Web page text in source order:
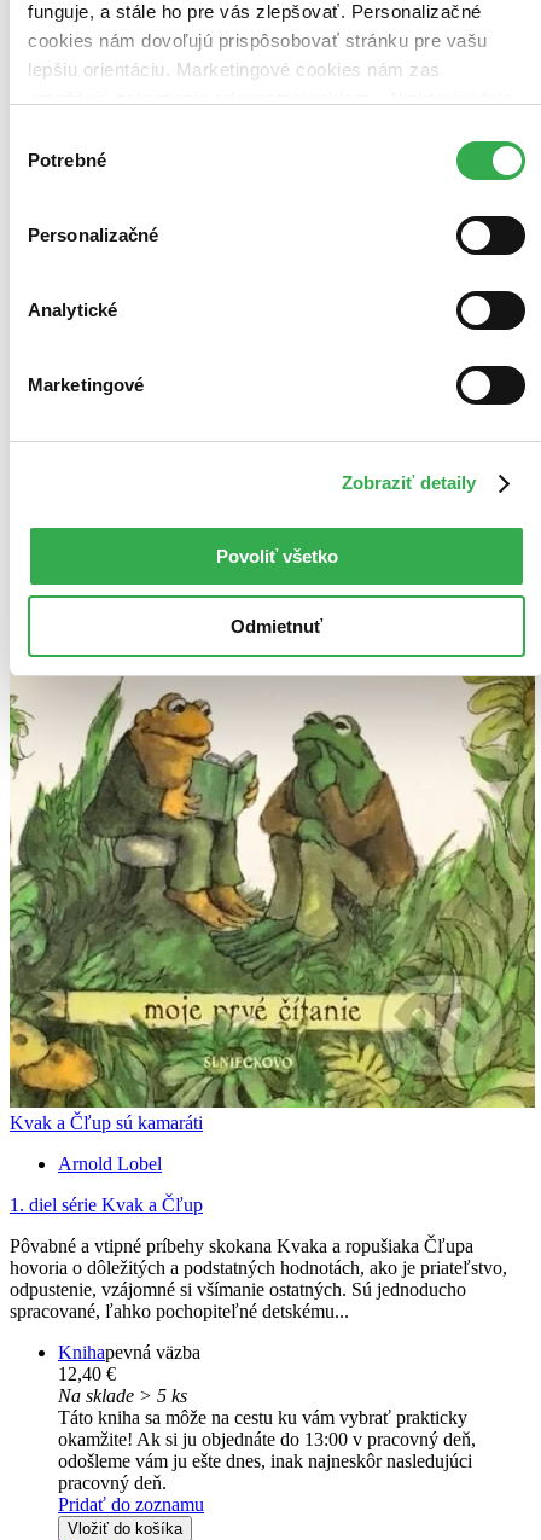
funguje, a stále ho pre vás zlepšovať. Personalizačné
cookies nám dovoľujú prispôsobovať stránku pre vašu
lepšiu orientáciu. Marketingové cookies nám zas
keby sme mohli používať všetky tieto cookies. Ďakujeme!
súhlasu
Potrebné
Personalizačné
Analytické
Marketingové
Zobraziť detaily
Povoliť všetko
Odmietnuť
Zoradiť
Novinky
Najvyššia zľava
Kvak a Čľup sú kamaráti
Arnold Lobel
1. diel série Kvak a Čľup
Pôvabné a vtipné príbehy skokana Kvaka a ropušiaka Čľupa
hovoria o dôležitých a podstatných hodnotách, ako je priateľstvo,
odpustenie, vzájomné si všímanie ostatných. Sú jednoducho
spracované, ľahko pochopiteľné detskému...
Knihapevná väzba
12,40 €
Na sklade > 5 ks
Táto kniha sa môže na cestu ku vám vybrať prakticky
okamžite! Ak si ju objednáte do 13:00 v pracovný deň,
odošleme vám ju ešte dnes, inak najneskôr nasledujúci
pracovný deň.
Pridať do zoznamu
Vložiť do košíka